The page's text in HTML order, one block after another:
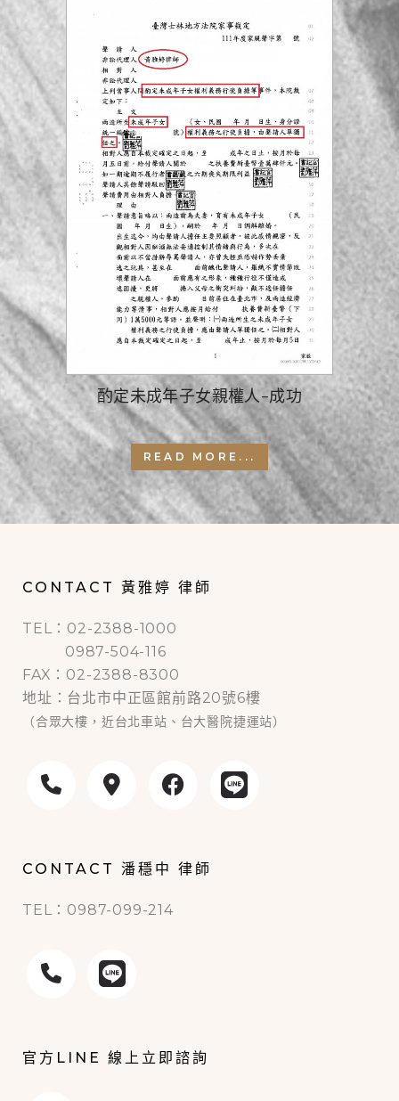
酌定未成年子女親權人-成功
READ MORE...
CONTACT 黃雅婷 律師
TEL：02-2388-1000
0987-504-116
FAX：02-2388-8300
地址：台北市中正區館前路20號6樓
（合眾大樓，近台北車站、台大醫院捷運站）
CONTACT 潘穩中 律師
TEL：0987-099-214
官方LINE 線上立即諮詢